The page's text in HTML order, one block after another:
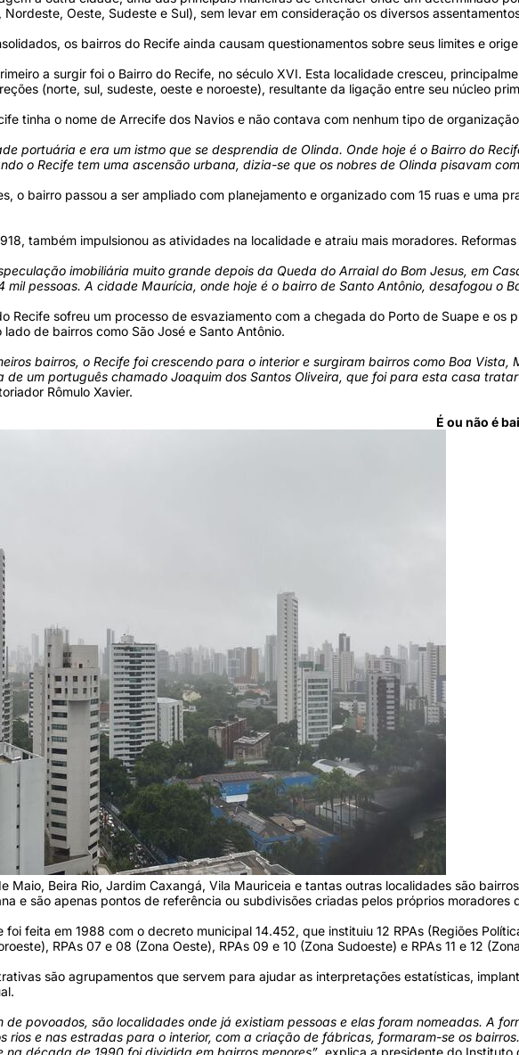
Oeste, Sudeste e Sul), sem levar em consideração os diversos
os bairros do Recife ainda causam questionamentos sobre seus limites e
a surgir foi o Bairro do Recife, no século XVI. Esta localidade cresceu,
(norte, sul, sudeste, oeste e noroeste), resultante da ligação entre seu núcleo
tinha o nome de Arrecife dos Navios e não contava com nenhum tipo de
portuária e era um istmo que se desprendia de Olinda. Onde hoje é o Bairro do
o Recife tem uma ascensão urbana, dizia-se que os nobres de Olinda pisavam
o bairro passou a ser ampliado com planejamento e organizado com 15 ruas e uma
também impulsionou as atividades na localidade e atraiu mais moradores.
imobiliária muito grande depois da Queda do Arraial do Bom Jesus, em
pessoas. A cidade Maurícia, onde hoje é o bairro de Santo Antônio, desafogou o
Recife sofreu um processo de esvaziamento com a chegada do Porto de Suape e
de bairros como São José e Santo Antônio.
bairros, o Recife foi crescendo para o interior e surgiram bairros como Boa
de um português chamado Joaquim dos Santos Oliveira, que foi para esta casa
Rômulo Xavier.
É ou não é
Maio, Beira Rio, Jardim Caxangá, Vila Mauriceia e tantas outras localidades são
e são apenas pontos de referência ou subdivisões criadas pelos próprios moradores
feita em 1988 com o decreto municipal 14.452, que instituiu 12 RPAs (Regiões
RPAs 07 e 08 (Zona Oeste), RPAs 09 e 10 (Zona Sudoeste) e RPAs 11 e 12
são agrupamentos que servem para ajudar as interpretações estatísticas,
de povoados, são localidades onde já existiam pessoas e elas foram nomeadas. A
rios e nas estradas para o interior, com a criação de fábricas, formaram-se os
na década de 1990 foi dividida em bairros menores” , explica a presidente do